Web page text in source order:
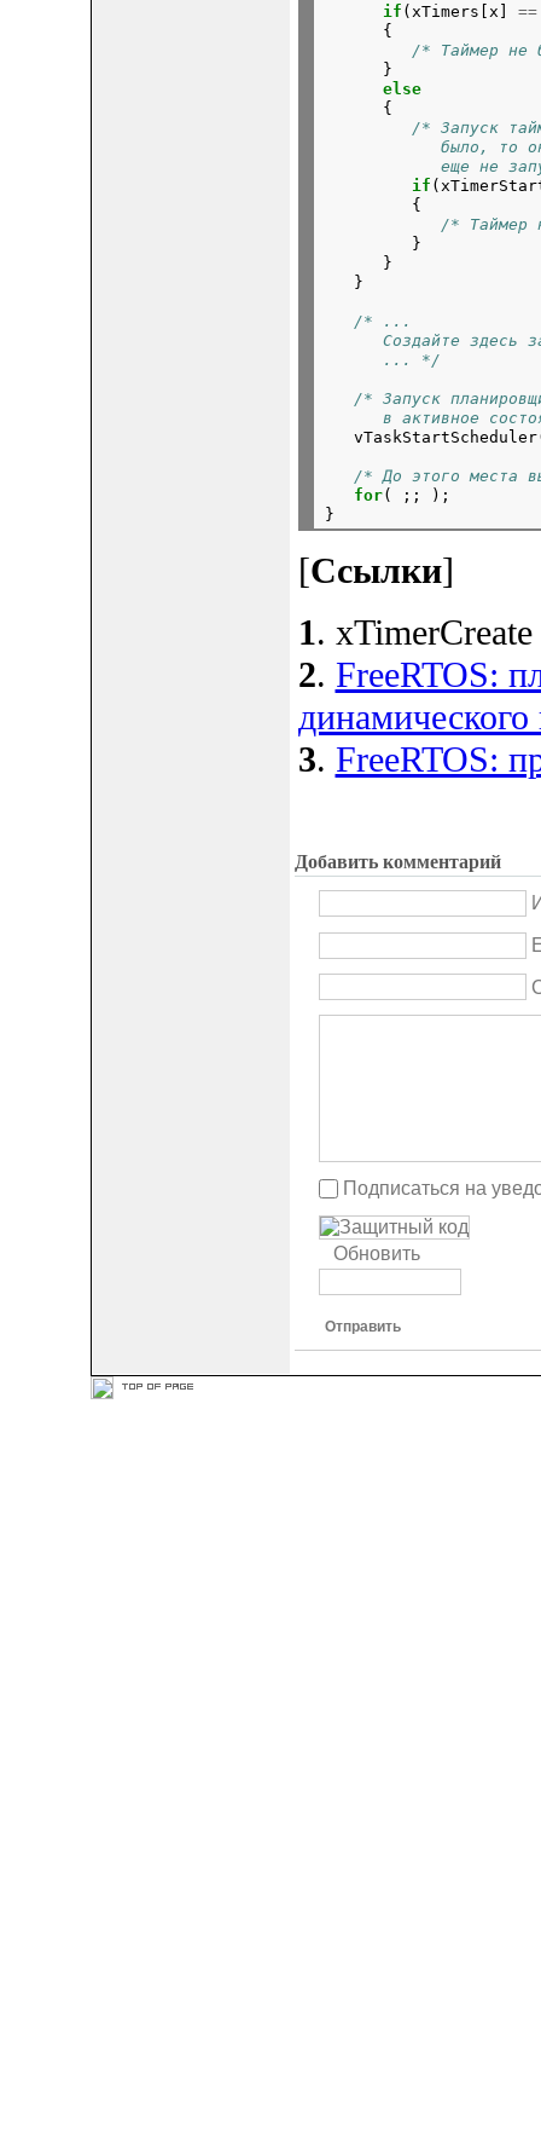
if (xTimers[x] ==
      {
/* Таймер не
      }
else
      {
/* Запуск
было, то
еще не
if
         {
/* Таймер
         }
      }
/* ...
Создайте здесь
      ... */
/* Запуск
в активное
/* До этого места
for( ;; );
[Ссылки]
1.
2. FreeRTOS:
3. FreeRTOS:
Добавить комментарий
Подписаться на
Обновить
Отправить